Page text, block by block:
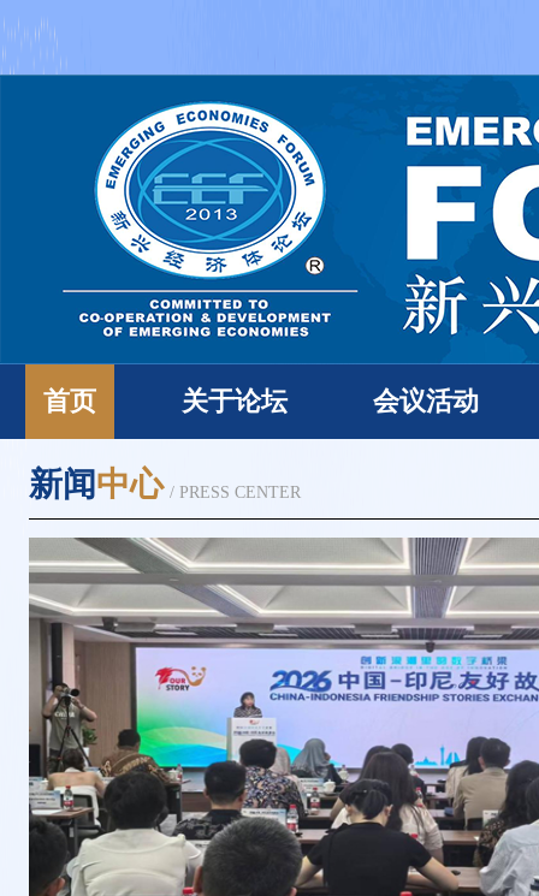
首页 关于论坛 会议活动
新闻中心 / PRESS CENTER